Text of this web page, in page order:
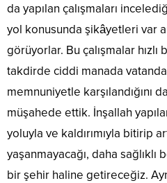
da yapılan çalışmaları
yol konusunda şikâyetleri var
görüyorlar. Bu çalışmalar
takdirde ciddi manada
memnuniyetle karşılandığını
müşahede ettik. İnşallah
yoluyla ve kaldırımıyla bitirip
yaşanmayacağı, daha sağlıklı
bir şehir haline getireceğiz.